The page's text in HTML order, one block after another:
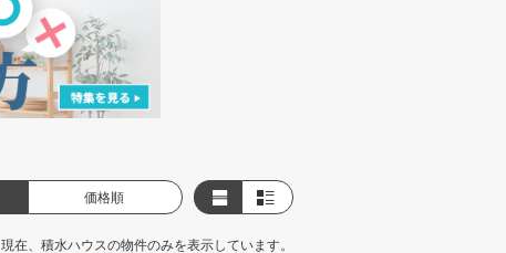
価格順
現在、積水ハウスの物件のみを表示しています。